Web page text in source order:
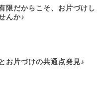
限だからこそ、お片づけし
んか♪
お片づけの共通点発見♪